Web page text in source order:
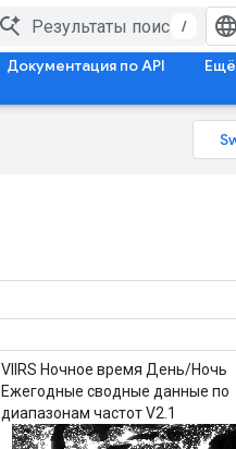
/
Документация по API Ещё
VIIRS Ночное время День/Ночь
Ежегодные сводные данные по
диапазонам частот V2.1